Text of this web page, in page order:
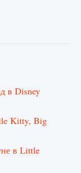
в Disney
Kitty, Big
в Little